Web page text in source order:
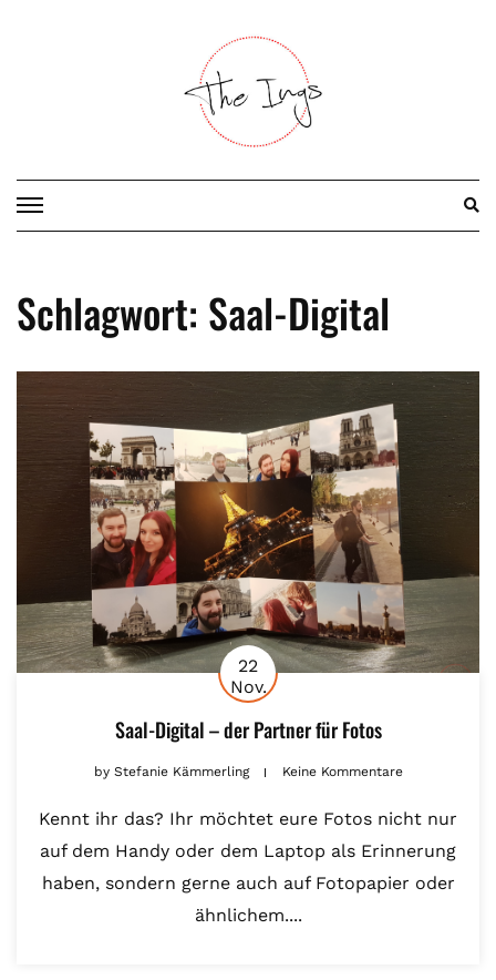
Schlagwort: Saal-Digital
22
Nov.
Saal-Digital – der Partner für Fotos
byStefanie Kämmerling Keine Kommentare
Kennt ihr das? Ihr möchtet eure Fotos nicht nur
auf dem Handy oder dem Laptop als Erinnerung
haben, sondern gerne auch auf Fotopapier oder
ähnlichem....